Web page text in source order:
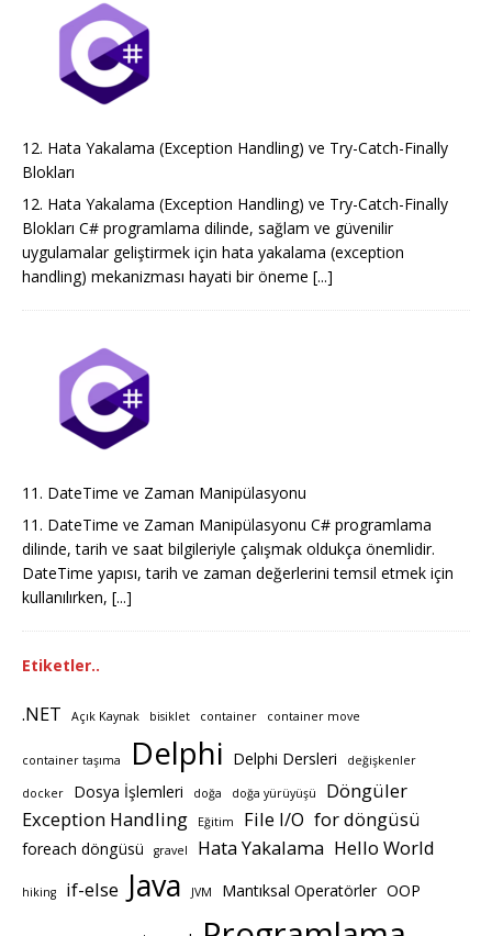
12. Hata Yakalama (Exception Handling) ve Try-Catch-Finally
Blokları
12. Hata Yakalama (Exception Handling) ve Try-Catch-Finally
Blokları C# programlama dilinde, sağlam ve güvenilir
uygulamalar geliştirmek için hata yakalama (exception
handling) mekanizması hayati bir öneme [...]
11. DateTime ve Zaman Manipülasyonu
11. DateTime ve Zaman Manipülasyonu C# programlama
dilinde, tarih ve saat bilgileriyle çalışmak oldukça önemlidir.
DateTime yapısı, tarih ve zaman değerlerini temsil etmek için
kullanılırken, [...]
Etiketler..
.NET Açık Kaynak bisiklet container container move
container taşıma Delphi Delphi Dersleri değişkenler
docker Dosya İşlemleri doğa doğa yürüyüşü
Döngüler
Exception Handling
Eğitim File I/O for döngüsü
foreach döngüsü gravel Hata Yakalama Hello World
hiking if-else Java JVM Mantıksal Operatörler OOP